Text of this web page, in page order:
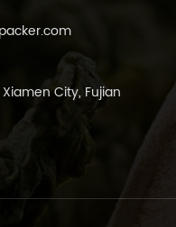
City, Fujian